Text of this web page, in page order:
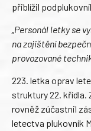
přiblížil
„Personál letky se
na zajištění
provozované
223. letka oprav
struktury 22. křídla.
rovněž zúčastnil
letectva plukovník